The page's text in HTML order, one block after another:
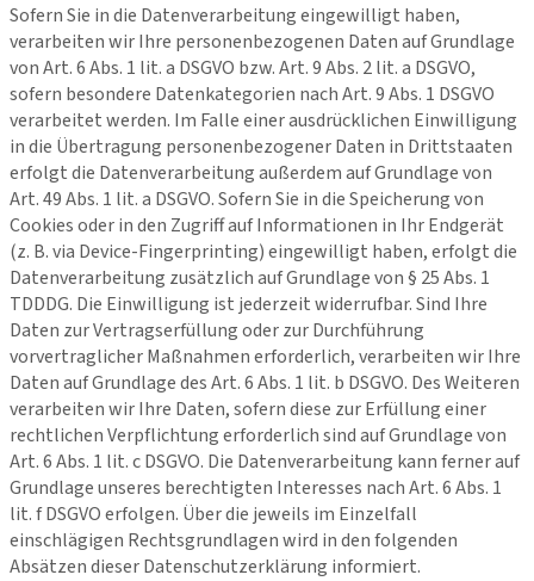
Sofern Sie in die Datenverarbeitung eingewilligt haben,
verarbeiten wir Ihre personenbezogenen Daten auf Grundlage
von Art. 6 Abs. 1 lit. a DSGVO bzw. Art. 9 Abs. 2 lit. a DSGVO,
sofern besondere Datenkategorien nach Art. 9 Abs. 1 DSGVO
verarbeitet werden. Im Falle einer ausdrücklichen Einwilligung
in die Übertragung personenbezogener Daten in Drittstaaten
erfolgt die Datenverarbeitung außerdem auf Grundlage von
Art. 49 Abs. 1 lit. a DSGVO. Sofern Sie in die Speicherung von
Cookies oder in den Zugriff auf Informationen in Ihr Endgerät
(z. B. via Device-Fingerprinting) eingewilligt haben, erfolgt die
Datenverarbeitung zusätzlich auf Grundlage von § 25 Abs. 1
TDDDG. Die Einwilligung ist jederzeit widerrufbar. Sind Ihre
Daten zur Vertragserfüllung oder zur Durchführung
vorvertraglicher Maßnahmen erforderlich, verarbeiten wir Ihre
Daten auf Grundlage des Art. 6 Abs. 1 lit. b DSGVO. Des Weiteren
verarbeiten wir Ihre Daten, sofern diese zur Erfüllung einer
rechtlichen Verpflichtung erforderlich sind auf Grundlage von
Art. 6 Abs. 1 lit. c DSGVO. Die Datenverarbeitung kann ferner auf
Grundlage unseres berechtigten Interesses nach Art. 6 Abs. 1
lit. f DSGVO erfolgen. Über die jeweils im Einzelfall
einschlägigen Rechtsgrundlagen wird in den folgenden
Absätzen dieser Datenschutzerklärung informiert.